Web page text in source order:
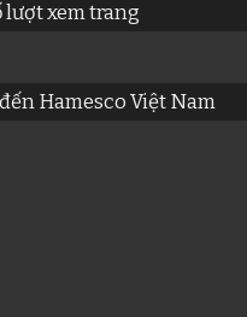
lượt xem trang
Hamesco Việt Nam